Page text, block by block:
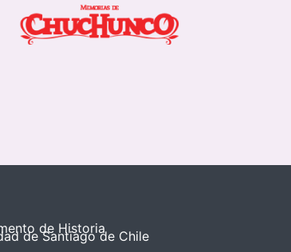
de Historia
de Santiago de Chile